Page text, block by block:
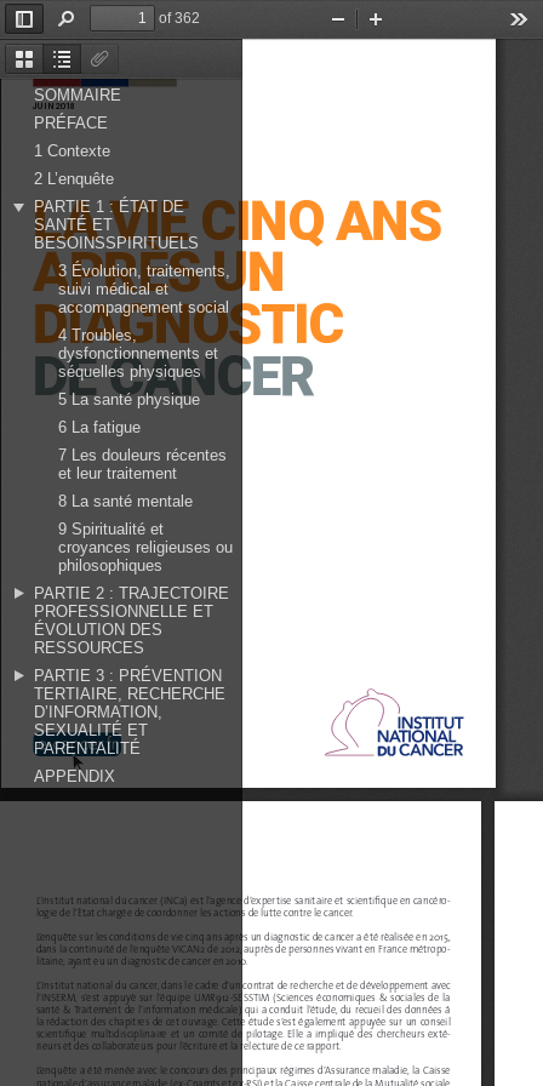
ThumbnailsDocument
Outline
SOMMAIRE
PRÉFACE
1 Contexte
2 L’enquête
PARTIE 1 : ÉTAT DE
SANTÉ ET
BESOINSSPIRITUELS
3 Évolution, traitements,
suivi médical et
accompagnement social
4 Troubles,
dysfonctionnements et
séquelles physiques
5 La santé physique
6 La fatigue
7 Les douleurs récentes
et leur traitement
8 La santé mentale
9 Spiritualité et
croyances religieuses ou
philosophiques
PARTIE 2 : TRAJECTOIRE
PROFESSIONNELLE ET
ÉVOLUTION DES
RESSOURCES
PARTIE 3 : PRÉVENTION
TERTIAIRE, RECHERCHE
D’INFORMATION,
SEXUALITÉ ET
PARENTALITÉ
APPENDIX
Toggle
Sidebar
Find
of 362
Zoom
JUIN 2018
LA VIE CINQ ANS
APRÈS UN
DIAGNOSTIC
DE CANCER
L’Institut national du cancer (INCa) est l’agence d’expertise sanitaire et scientifique en cancéro-
logie de l’État chargée de coordonner les actions de lutte contre le cancer.
L’enquête sur les conditions de vie cinq ans après un diagnostic de cancer a été réalisée en 2015,
dans la continuité de l’enquête VICAN2 de 2012, auprès de personnes vivant en France métropo-
litaine, ayant eu un diagnostic de cancer en 2010.
L’Institut national du cancer, dans le cadre d’un contrat de recherche et de développement avec
l’INSERM, s’est appuyé sur l’équipe UMR912-SESSTIM (Sciences économiques & sociales de la
santé & Traitement de l’information médicale) qui a conduit l’étude, du recueil des données à
la rédaction des chapitres de cet ouvrage. Cette étude s’est également appuyée sur un conseil
scientifique multidisciplinaire et un comité de pilotage. Elle a impliqué des chercheurs exté-
rieurs et des collaborateurs pour l’écriture et la relecture de ce rapport.
L’enquête a été menée avec le concours des principaux régimes d’Assurance maladie, la Caisse
nationale d’assurance maladie (ex-Cnamts et ex-RSI) et la Caisse centrale de la Mutualité sociale